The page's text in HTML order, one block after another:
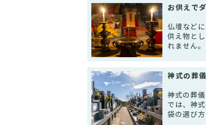
お供えで
仏壇など
供え物と
れません
神式の葬
神式の葬
では、神
袋の選び